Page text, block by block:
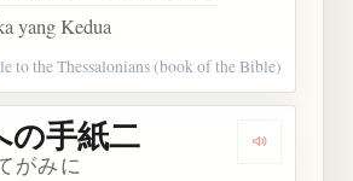
yang Kedua
to the Thessalonians (book of the Bible)
Dengarkan
の手紙二
がみに